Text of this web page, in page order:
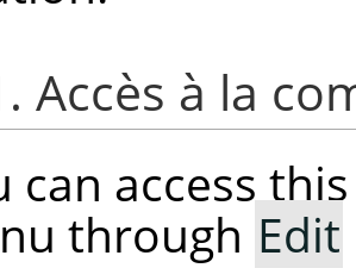
Accès à la
can access
through Edit